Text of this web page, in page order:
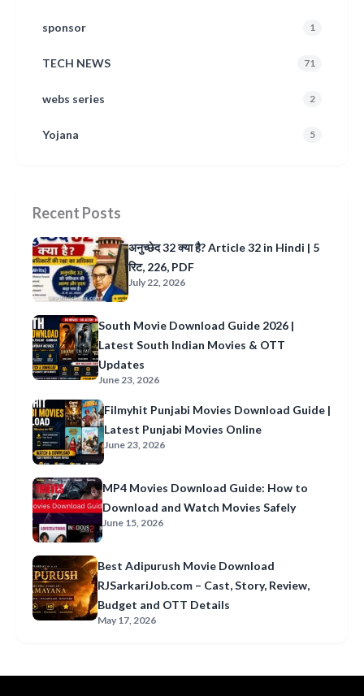
sponsor 1
TECH NEWS 71
webs series 2
Yojana 5
Recent Posts
अनुच्छेद 32 क्या है? Article 32 in Hindi | 5
रिट, 226, PDF
July 22, 2026
South Movie Download Guide 2026 |
Latest South Indian Movies & OTT
Updates
June 23, 2026
Filmyhit Punjabi Movies Download Guide |
Latest Punjabi Movies Online
June 23, 2026
MP4 Movies Download Guide: How to
Download and Watch Movies Safely
June 15, 2026
Best Adipurush Movie Download
RJSarkariJob.com – Cast, Story, Review,
Budget and OTT Details
May 17, 2026